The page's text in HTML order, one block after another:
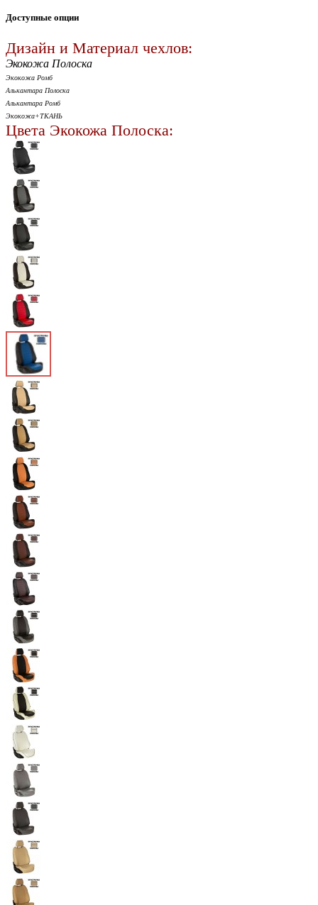
Доступные опции
Дизайн и Материал чехлов:
Экокожа Полоска
Экокожа Ромб
Алькантара Полоска
Алькантара Ромб
Экокожа+ТКАНЬ
Цвета Экокожа Полоска: